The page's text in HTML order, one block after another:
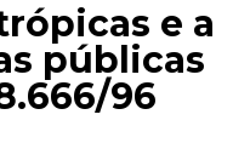
e a
públicas
96